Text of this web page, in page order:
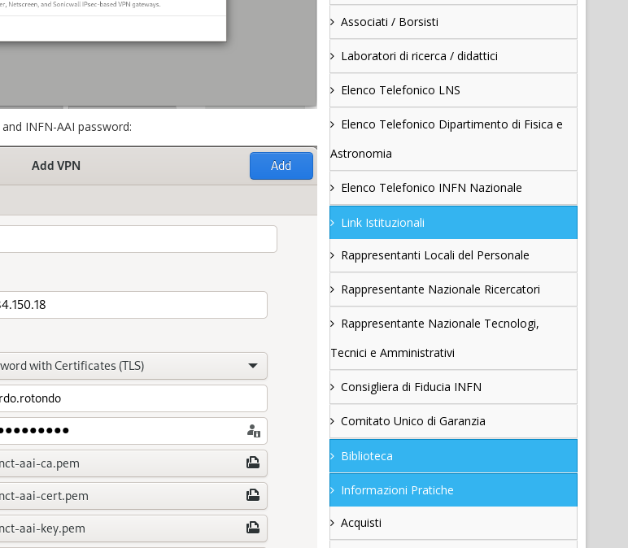
and INFN-AAI password:
Associati / Borsisti
Laboratori di ricerca / didattici
Elenco Telefonico LNS
Elenco Telefonico Dipartimento di Fisica e
Astronomia
Elenco Telefonico INFN Nazionale
Link Istituzionali
Rappresentanti Locali del Personale
Rappresentante Nazionale Ricercatori
Rappresentante Nazionale Tecnologi,
Tecnici e Amministrativi
Consigliera di Fiducia INFN
Comitato Unico di Garanzia
Biblioteca
Informazioni Pratiche
Acquisti